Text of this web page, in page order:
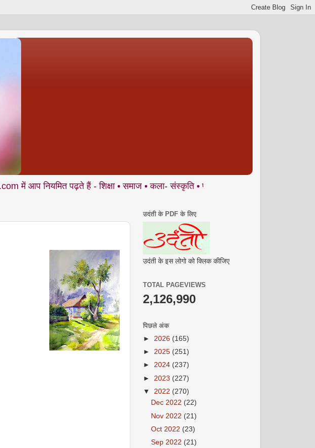
नियमित पढ़ते हैं - शिक्षा • समाज • कला- संस्कृति • पर्यावरण आदि से जुड़े ज्वलंत मुद्दों पर आलेख,
उदंती के PDF के लिए
उदंती के इस लोगो को क्लिक कीजिए
TOTAL PAGEVIEWS
2,126,990
पिछले अंक
► 2026 (165)
► 2025 (251)
► 2024 (237)
► 2023 (227)
▼ 2022 (270)
Dec 2022 (22)
Nov 2022 (21)
Oct 2022 (23)
Sep 2022 (21)